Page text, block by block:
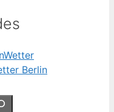
Wetter
Berlin